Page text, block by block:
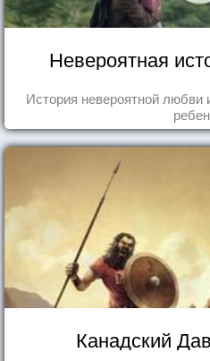
Невероятная
История невероятной любви
Канадский